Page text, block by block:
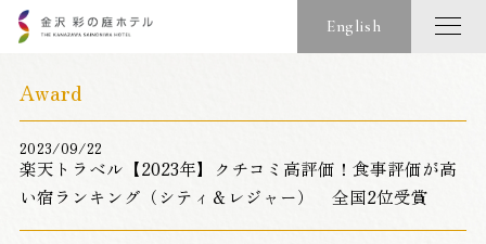
English
Award
2023/09/22
楽天トラベル【2023年】クチコミ高評価！食事評価が高
い宿ランキング（シティ＆レジャー） 全国2位受賞